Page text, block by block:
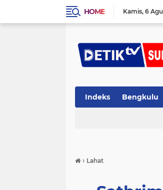
HOME Kamis 6
Indeks Bengkulu
› Lahat